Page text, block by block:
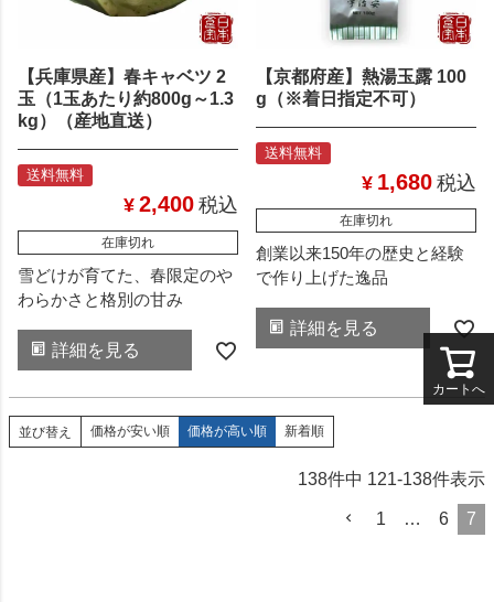
【兵庫県産】春キャベツ 2
玉（1玉あたり約800g～1.3
kg）（産地直送）
送料無料
¥ 2,400 税込
在庫切れ
雪どけが育てた、春限定のや
わらかさと格別の甘み
詳細を見る
【京都府産】熱湯玉露 100
g（※着日指定不可）
送料無料
¥ 1,680 税込
在庫切れ
創業以来150年の歴史と経験
で作り上げた逸品
詳細を見る
並び替え 価格が安い順 価格が高い順 新着順
138件中 121-138件表示
1 … 6 7
カートへ